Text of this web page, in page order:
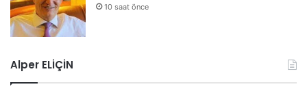
10 saat önce
Alper ELİÇİN